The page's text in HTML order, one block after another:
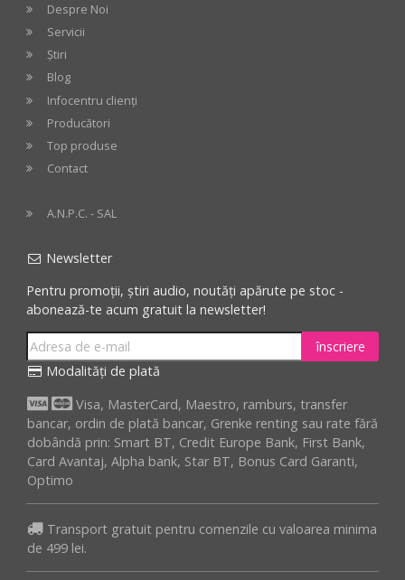
Despre Noi
Servicii
Știri
Blog
Infocentru clienți
Producători
Top produse
Contact
A.N.P.C. - SAL
Newsletter
Pentru promoții, știri audio, noutăți apărute pe stoc -
abonează-te acum gratuit la newsletter!
înscriere
Modalități de plată
Visa, MasterCard, Maestro, ramburs, transfer
bancar, ordin de plată bancar, Grenke renting sau rate fără
dobândă prin: Smart BT, Credit Europe Bank, First Bank,
Card Avantaj, Alpha bank, Star BT, Bonus Card Garanti,
Optimo
Transport gratuit pentru comenzile cu valoarea minima
de 499 lei.